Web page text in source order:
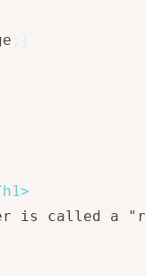
h1 >
is called a